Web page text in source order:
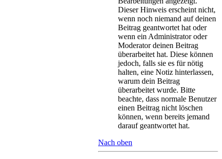
Dieser Hinweis erscheint nicht,
wenn noch niemand auf deinen
Beitrag geantwortet hat oder
wenn ein Administrator oder
Moderator deinen Beitrag
überarbeitet hat. Diese können
jedoch, falls sie es für nötig
halten, eine Notiz hinterlassen,
warum dein Beitrag
überarbeitet wurde. Bitte
beachte, dass normale Benutzer
einen Beitrag nicht löschen
können, wenn bereits jemand
darauf geantwortet hat.
Nach oben